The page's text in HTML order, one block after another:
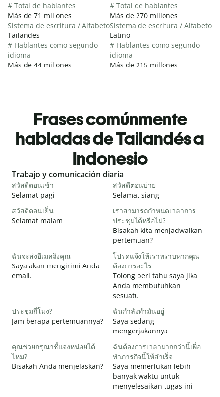
# Total de hablantes
Más de 71 millones
Sistema de escritura / Alfabeto
Tailandés
# Hablantes como segundo
idioma
Más de 44 millones
# Total de hablantes
Más de 270 millones
Sistema de escritura / Alfabeto
Latino
# Hablantes como segundo
idioma
Más de 215 millones
Frases comúnmente
habladas de Tailandés a
Indonesio
Slide 1 of 6
Trabajo y comunicación diaria
สวัสดีตอนเช้า
Selamat pagi
สวัสดีตอนบ่าย
Selamat siang
สวัสดีตอนเย็น
Selamat malam
เราสามารถกำหนดเวลาการ
ประชุมได้หรือไม่?
Bisakah kita menjadwalkan
pertemuan?
ฉันจะส่งอีเมลถึงคุณ
Saya akan mengirimi Anda
email.
โปรดแจ้งให้เราทราบหากคุณ
ต้องการอะไร
Tolong beri tahu saya jika
Anda membutuhkan
sesuatu
ประชุมกี่โมง?
Jam berapa pertemuannya?
ฉันกำลังทำมันอยู่
Saya sedang
mengerjakannya
คุณช่วยกรุณาชี้แจงหน่อยได้
ไหม?
Bisakah Anda menjelaskan?
ฉันต้องการเวลามากกว่านี้เพื่อ
ทำภารกิจนี้ให้สำเร็จ
Saya memerlukan lebih
banyak waktu untuk
menyelesaikan tugas ini